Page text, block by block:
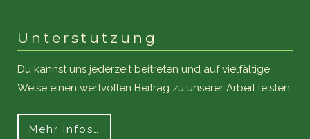
Unterstützung
Du kannst uns jederzeit beitreten und auf vielfältige
Weise einen wertvollen Beitrag zu unserer Arbeit leisten.
Mehr Infos…